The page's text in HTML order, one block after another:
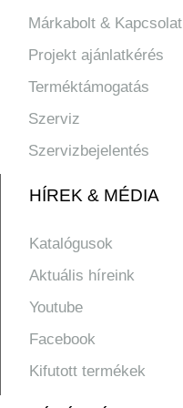
Márkabolt & Kapcsolat
Projekt ajánlatkérés
Terméktámogatás
Szerviz
Szervizbejelentés
HÍREK & MÉDIA
Katalógusok
Aktuális híreink
Youtube
Facebook
Kifutott termékek